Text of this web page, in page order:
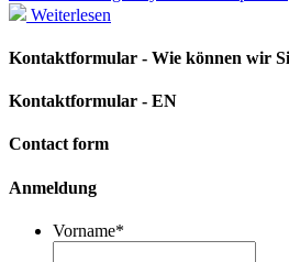
Weiterlesen
Kontaktformular - Wie können wir
Kontaktformular - EN
Contact form
Anmeldung
Vorname*